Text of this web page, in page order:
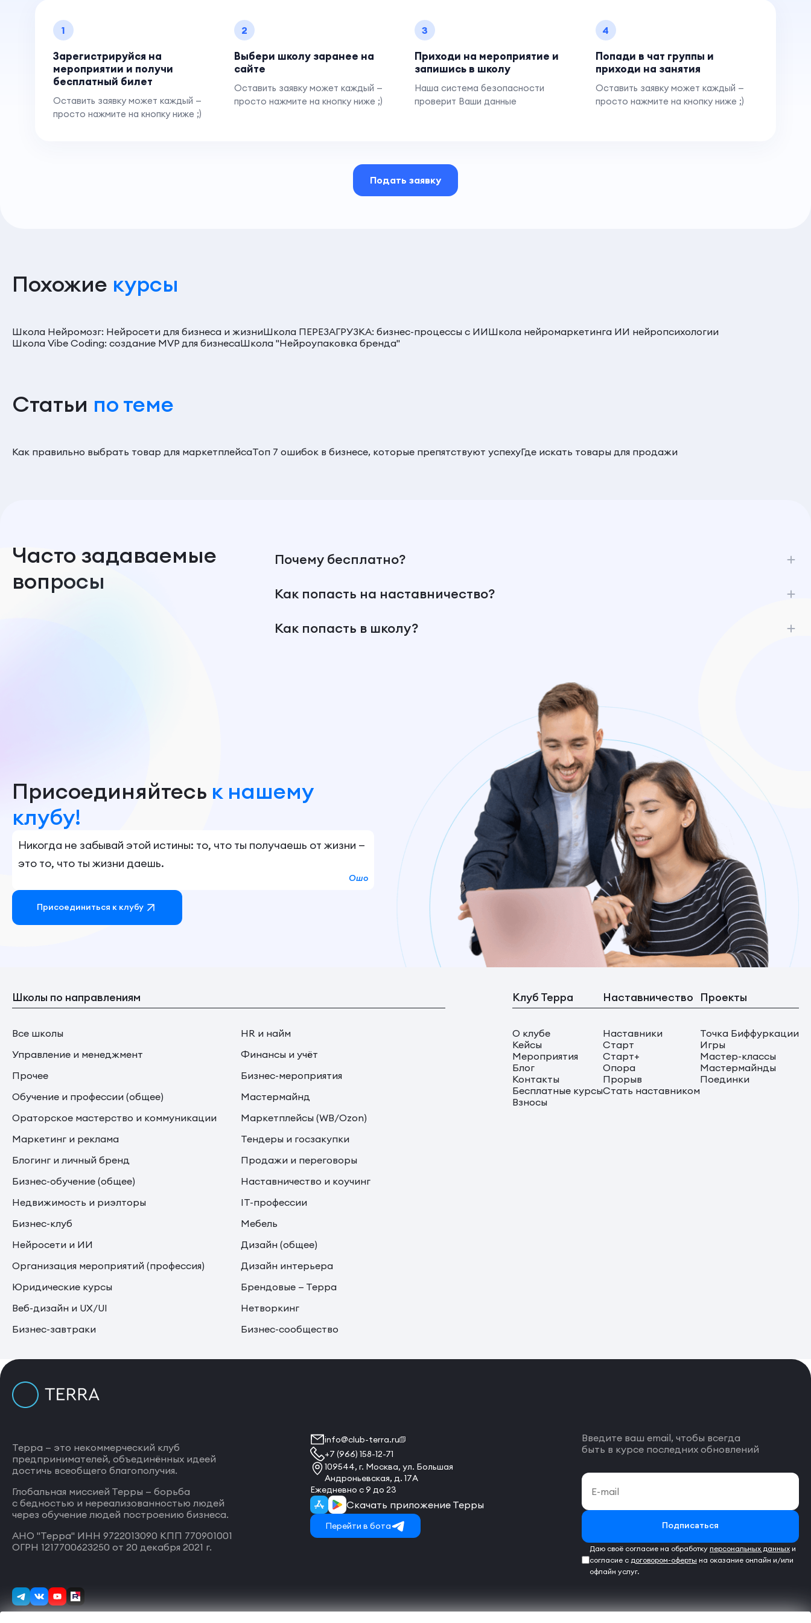
1
Зарегистрируйся на
мероприятии и получи
бесплатный билет
Оставить заявку может каждый —
просто нажмите на кнопку ниже ;)
2
Выбери школу заранее на
сайте
Оставить заявку может каждый —
просто нажмите на кнопку ниже ;)
3
Приходи на мероприятие и
запишись в школу
Наша система безопасности
проверит Ваши данные
4
Попади в чат группы и
приходи на занятия
Оставить заявку может каждый —
просто нажмите на кнопку ниже ;)
Подать заявку
Похожие курсы
Школа Нейромозг: Нейросети для бизнеса и жизниШкола ПЕРЕЗАГРУЗКА: бизнес-процессы с ИИШкола нейромаркетинга ИИ нейропсихологии
Школа Vibe Coding: создание MVP для бизнесаШкола "Нейроупаковка бренда"
Статьи по теме
Как правильно выбрать товар для маркетплейсаТоп 7 ошибок в бизнесе, которые препятствуют успехуГде искать товары для продажи
Часто задаваемые
вопросы
Почему бесплатно?
Как попасть на наставничество?
Как попасть в школу?
Присоединяйтесь к нашему
клубу!
Никогда не забывай этой истины: то, что ты получаешь от жизни —
это то, что ты жизни даешь.
Ошо
Присоединиться к клубу
Школы по направлениям
Все школы
HR и найм
Управление и менеджмент
Финансы и учёт
Прочее
Бизнес-мероприятия
Обучение и профессии (общее)
Мастермайнд
Ораторское мастерство и коммуникации
Маркетплейсы (WB/Ozon)
Маркетинг и реклама
Тендеры и госзакупки
Блогинг и личный бренд
Продажи и переговоры
Бизнес-обучение (общее)
Наставничество и коучинг
Недвижимость и риэлторы
IT-профессии
Бизнес-клуб
Мебель
Нейросети и ИИ
Дизайн (общее)
Организация мероприятий (профессия)
Дизайн интерьера
Юридические курсы
Брендовые — Терра
Веб-дизайн и UX/UI
Нетворкинг
Бизнес-завтраки
Бизнес-сообщество
Клуб Терра
О клубе
Кейсы
Мероприятия
Блог
Контакты
Бесплатные курсы
Взносы
Наставничество
Наставники
Старт
Старт+
Опора
Прорыв
Стать наставником
Проекты
Точка Биффуркации
Игры
Мастер-классы
Мастермайнды
Поединки
Терра — это некоммерческий клуб
предпринимателей, объединённых идеей
достичь всеобщего благополучия.
Глобальная миссией Терры — борьба
с бедностью и нереализованностью людей
через обучение людей построению бизнеса.
АНО "Терра" ИНН 9722013090 КПП 770901001
ОГРН 1217700623250 от 20 декабря 2021 г.
info@club-terra.ru
+7 (966) 158-12-71
109544, г. Москва, ул. Большая
Андроньевская, д. 17А
Ежедневно с 9 до 23
Скачать приложение Терры
Перейти в бота
Введите ваш email, чтобы всегда
быть в курсе последних обновлений
Подписаться
Даю своё согласие на обработку персональных данных и
согласие с договором-оферты на оказание онлайн и/или
офлайн услуг.